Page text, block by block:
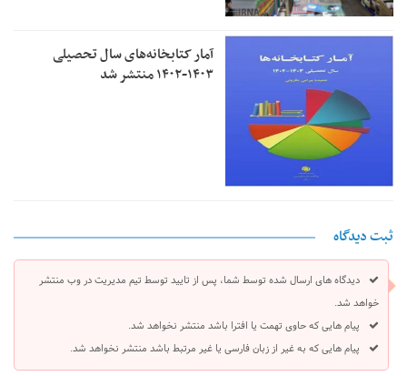
آمار کتابخانه‌های سال تحصیلی
۱۴۰۳-۱۴۰۲ منتشر شد
ثبت دیدگاه
دیدگاه های ارسال شده توسط شما، پس از تایید توسط تیم مدیریت در وب منتشر
خواهد شد.
پیام هایی که حاوی تهمت یا افترا باشد منتشر نخواهد شد.
پیام هایی که به غیر از زبان فارسی یا غیر مرتبط باشد منتشر نخواهد شد.